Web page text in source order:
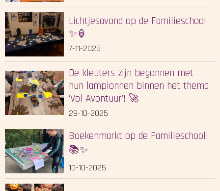
Lichtjesavond op de Familieschool
✨🏮
7-11-2025
De kleuters zijn begonnen met
hun lampionnen binnen het thema
‘Vol Avontuur’! 🚀
29-10-2025
Boekenmarkt op de Familieschool!
📚✨
10-10-2025